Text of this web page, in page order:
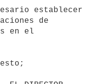
de
en el